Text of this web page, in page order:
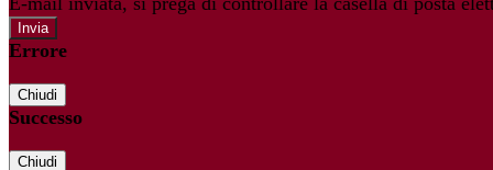
Errore
Chiudi
Successo
Chiudi